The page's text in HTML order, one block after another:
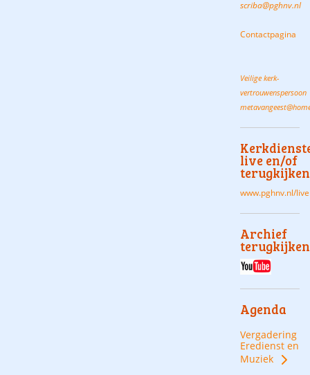
scriba@pghnv.nl
Contactpagina
Veilige kerk-
vertrouwenspersoon
live en/of
terugkijken
www.pghnv.nl/live
Archief
terugkijken
Agenda
Vergadering
Eredienst en
Muziek